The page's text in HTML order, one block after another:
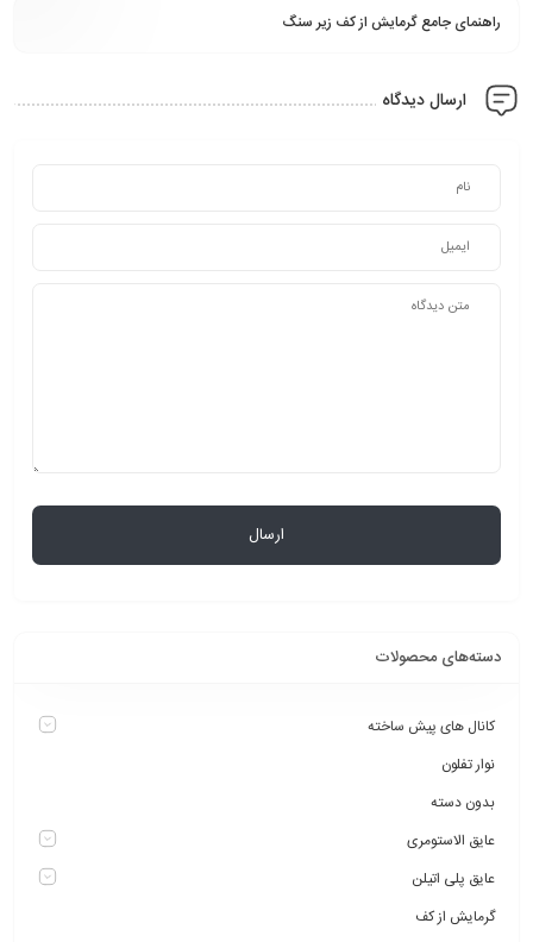
راهنمای جامع گرمایش از کف زیر سنگ
ارسال دیدگاه
دسته‌های محصولات
کانال های پیش ساخته
نوار تفلون
بدون دسته
عایق الاستومری
عایق پلی اتیلن
گرمایش از کف